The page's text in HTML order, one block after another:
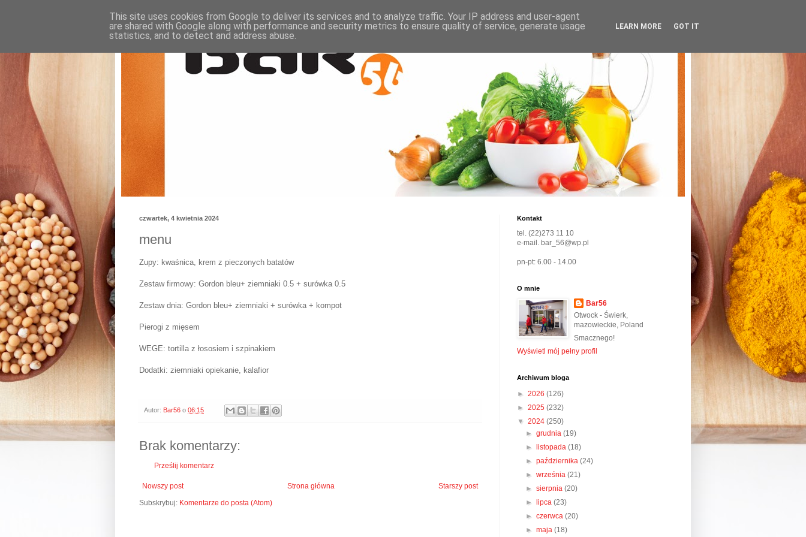
czwartek, 4 kwietnia 2024
menu
Zupy: kwaśnica, krem z pieczonych batatów
Zestaw firmowy: Gordon bleu+ ziemniaki 0.5 + surówka 0.5
Zestaw dnia: Gordon bleu+ ziemniaki + surówka + kompot
Pierogi z mięsem
WEGE: tortilla z łososiem i szpinakiem
Dodatki: ziemniaki opiekanie, kalafior
Autor: Bar56 o 06:15
Brak komentarzy:
Prześlij komentarz
Nowszy post Starszy post
Strona główna
Subskrybuj: Komentarze do posta (Atom)
Kontakt
tel. (22)273 11 10
e-mail. bar_56@wp.pl
pn-pt: 6.00 - 14.00
O mnie
Bar56
Otwock - Świerk,
mazowieckie, Poland
Smacznego!
Wyświetl mój pełny profil
Archiwum bloga
► 2026 (126)
► 2025 (232)
▼ 2024 (250)
►grudnia(19)
►
listopada(18)
►października(24)
►września(21)
►sierpnia(20)
►
lipca(23)
►czerwca(20)
►maja(18)
This site uses cookies from Google to deliver its services and to analyze traffic. Your IP address and user-agent
are shared with Google along with performance and security metrics to ensure quality of service, generate usage
statistics, and to detect and address abuse.
LEARN MORE GOT IT